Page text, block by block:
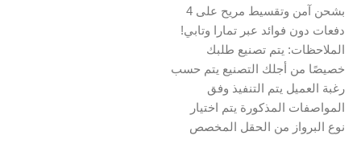
بشحن آمن وتقسيط مريح على 4
دفعات دون فوائد عبر تمارا وتابي!
الملاحظات: يتم تصنيع طلبك
خصيصًا من أجلك التصنيع يتم حسب
رغبة العميل يتم التنفيذ وفق
المواصفات المذكورة يتم اختيار
نوع البرواز من الحقل المخصص